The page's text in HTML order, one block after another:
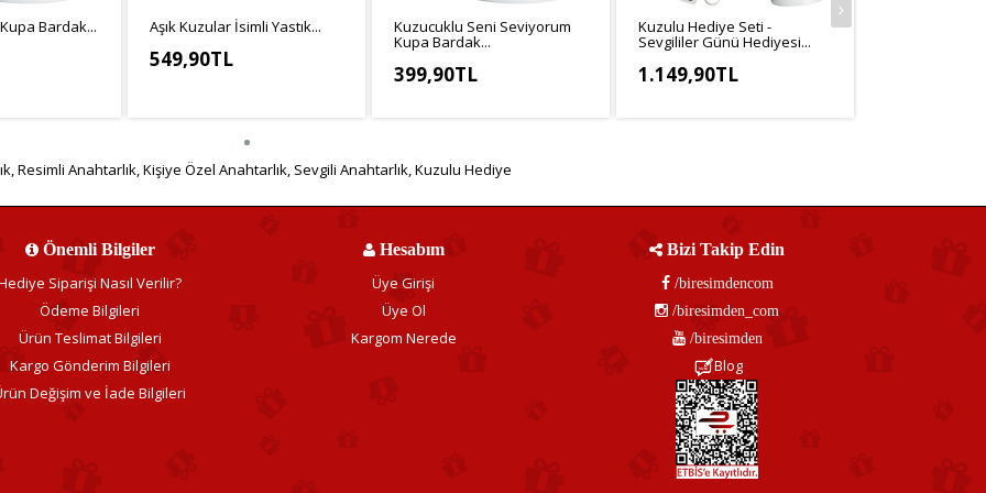
Bardak... Aşık Kuzular İsimli Yastık...
549,90TL
Kuzucuklu Seni Seviyorum
Kupa Bardak...
399,90TL
Kuzulu Hediye Seti -
Sevgililer Günü Hediyesi...
1.149,90TL
,Resimli Anahtarlık,Kişiye Özel Anahtarlık, Sevgili Anahtarlık,Kuzulu Hediye
Önemli Bilgiler
Siparişi Nasıl Verilir?
Ödeme Bilgileri
Ürün Teslimat Bilgileri
Kargo Gönderim Bilgileri
Değişim ve İade Bilgileri
Hesabım
Üye Girişi
Üye Ol
Kargom Nerede
Bizi Takip Edin
/biresimdencom
/biresimden_com
/biresimden
Blog